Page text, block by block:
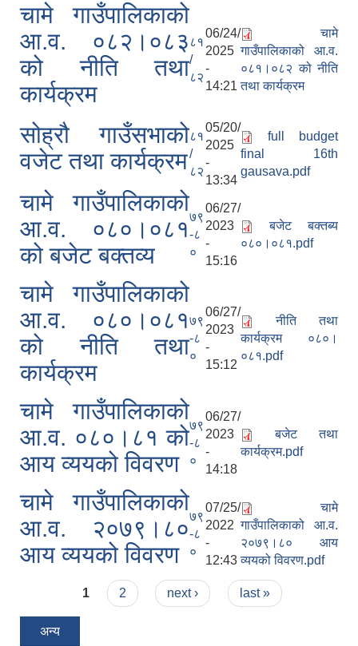
चामे गाउँपालिकाको
आ.व. ०८२।०८३
को नीति तथा
कार्यक्रम
८१
/
८२
06/24/
2025
-
14:21
चामे
गाउँपालिकाको आ.व.
०८१।०८२ को नीति
तथा कार्यक्रम
सोह्रौ गाउँसभाको
वजेट तथा कार्यक्रम
८१
/
८२
05/20/
2025
-
13:34
full budget
final 16th
gausava.pdf
चामे गाउँपालिकाको
आ.व. ०८०।०८१
को बजेट बक्तव्य
७९
-८
०
06/27/
2023
-
15:16
बजेट बक्तब्य
०८०।०८१.pdf
चामे गाउँपालिकाको
आ.व. ०८०।०८१
को नीति तथा
कार्यक्रम
७९
-८
०
06/27/
2023
-
15:12
नीति तथा
कार्यक्रम ०८०।
०८१.pdf
चामे गाउँपालिकाको
आ.व. ०८०।८१ को
आय व्ययको विवरण
७९
-८
०
06/27/
2023
-
14:18
बजेट तथा
कार्यक्रम.pdf
चामे गाउँपालिकाको
आ.व. २०७९।८०
आय व्ययको विवरण
७९
-८
०
07/25/
2022
-
12:43
चामे
गाउँपालिकाको आ.व.
२०७९।८० आय
व्ययको विवरण.pdf
Pages
1 2 next › last »
अन्य